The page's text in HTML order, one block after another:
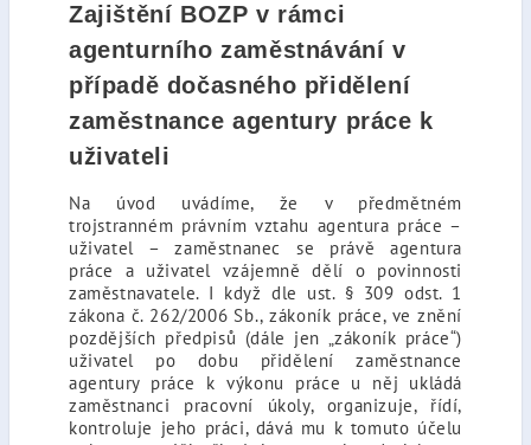
Zajištění BOZP v rámci
agenturního zaměstnávání v
případě dočasného přidělení
zaměstnance agentury práce k
uživateli
Na úvod uvádíme, že v předmětném
trojstranném právním vztahu agentura práce –
uživatel – zaměstnanec se právě agentura
práce a uživatel vzájemně dělí o povinnosti
zaměstnavatele. I když dle ust. § 309 odst. 1
zákona č. 262/2006 Sb., zákoník práce, ve znění
pozdějších předpisů (dále jen „zákoník práce“)
uživatel po dobu přidělení zaměstnance
agentury práce k výkonu práce u něj ukládá
zaměstnanci pracovní úkoly, organizuje, řídí,
kontroluje jeho práci, dává mu k tomuto účelu